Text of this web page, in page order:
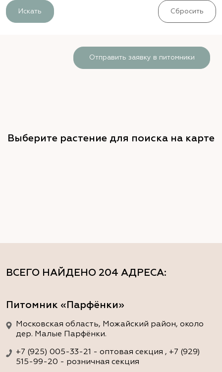
Искать Сбросить
ВСЕГО НАЙДЕНО 204 АДРЕСА:
Питомник «Парфёнки»
Московская область, Можайский район, около
дер. Малые Парфёнки.
+7 (925) 005-33-21 - оптовая секция , +7 (929)
515-99-20 - розничная секция
Отправить заявку в питомники
Выберите растение для поиска на карте